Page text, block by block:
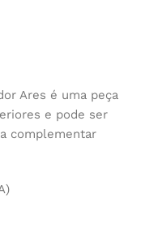
Ares é uma peça
e pode ser
complementar